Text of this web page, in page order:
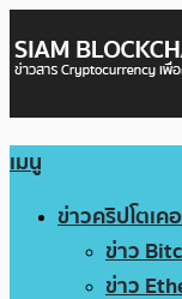
เมนู
ข่าวคริปโตเค
ข่าว
ข่าว